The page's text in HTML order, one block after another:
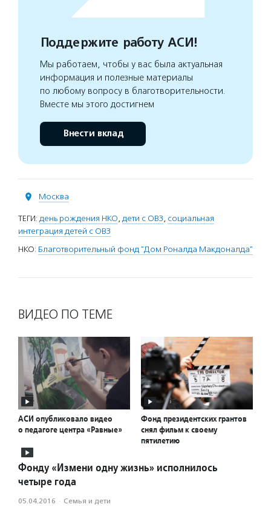
Поддержите работу АСИ!
Мы работаем, чтобы у вас была актуальная
информация и полезные материалы
по любому вопросу в благотворительности.
Вместе мы этого достигнем
Внести вклад
Москва
ТЕГИ: день рождения НКО, дети с ОВЗ, социальная
интеграция детей с ОВЗ
НКО: Благотворительный фонд "Дом Роналда Макдоналда"
ВИДЕО ПО ТЕМЕ
АСИ опубликовало видео
о педагоге центра «Равные»
Фонд президентских грантов
снял фильм к своему
пятилетию
Фонду «Измени одну жизнь» исполнилось
четыре года
05.04.2016 · Семья и дети